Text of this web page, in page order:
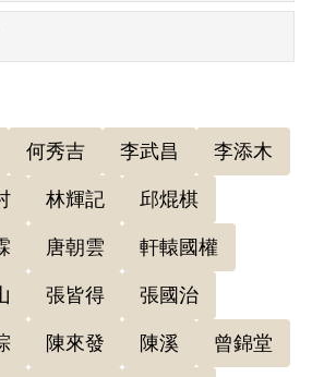
結束後，國共內戰再起，
府接收，而中國共產黨也
立臺灣省工作委員會，醫師
早期的成員。二二八事件
份子對國民黨政府感到失
共產黨，省工委會快速膨
員擴張快速。共黨地下刊物
何秀吉 李武昌 李添木
林輝記 邱焜棋
唐朝雲 軒轅國權
張皆得 張國治
陳來發 陳溪 曾錦堂